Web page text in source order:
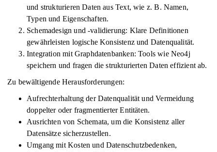
und strukturieren Daten aus Text, wie z. B. Namen,
Typen und Eigenschaften.
Schemadesign und -validierung: Klare Definitionen
gewährleisten logische Konsistenz und Datenqualität.
Integration mit Graphdatenbanken: Tools wie Neo4j
speichern und fragen die strukturierten Daten effizient ab.
Zu bewältigende Herausforderungen:
Aufrechterhaltung der Datenqualität und Vermeidung
doppelter oder fragmentierter Entitäten.
Ausrichten von Schemata, um die Konsistenz aller
Datensätze sicherzustellen.
Umgang mit Kosten und Datenschutzbedenken,